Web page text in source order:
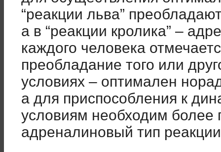
“реакции льва”
а в “реакции кролика” –
каждого человека
преобладание того или
условиях – оптимален
а для приспособления к
условиям необходим более
адреналиновый тип